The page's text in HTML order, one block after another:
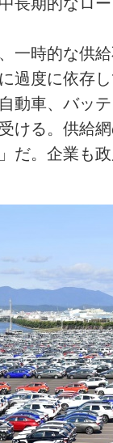
一時的な供
過度に依存
動車、バッ
ける。供給
だ。企業も